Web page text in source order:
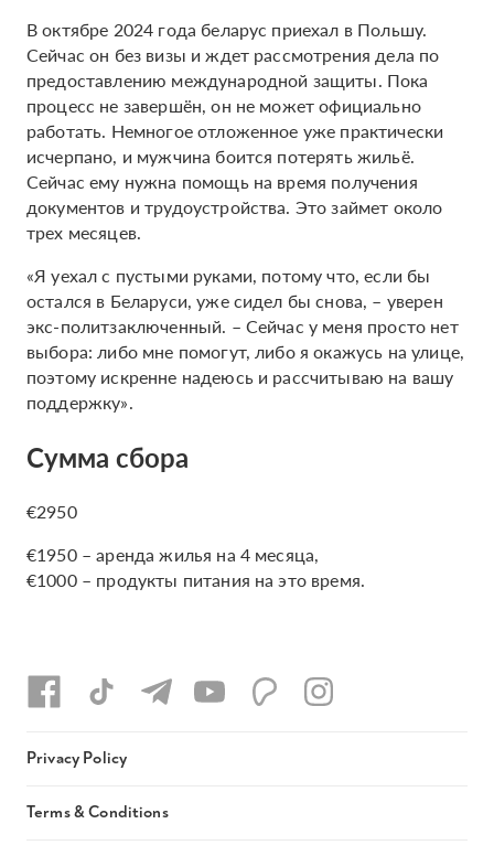
В октябре 2024 года беларус приехал в Польшу.
Сейчас он без визы и ждет рассмотрения дела по
предоставлению международной защиты. Пока
процесс не завершён, он не может официально
работать. Немногое отложенное уже практически
исчерпано, и мужчина боится потерять жильё.
Сейчас ему нужна помощь на время получения
документов и трудоустройства. Это займет около
трех месяцев.
«Я уехал с пустыми руками, потому что, если бы
остался в Беларуси, уже сидел бы снова, – уверен
экс-политзаключенный. – Сейчас у меня просто нет
выбора: либо мне помогут, либо я окажусь на улице,
поэтому искренне надеюсь и рассчитываю на вашу
поддержку».
Сумма сбора
€2950
€1950 – аренда жилья на 4 месяца,
€1000 – продукты питания на это время.
Privacy Policy
Terms & Conditions